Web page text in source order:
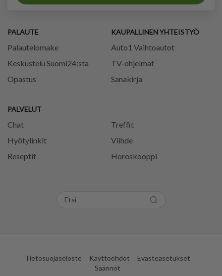
PALAUTE
Palautelomake
Keskustelu Suomi24:sta
Opastus
PALVELUT
Chat
Treffit
Hyötylinkit
Viihde
Reseptit
Horoskooppi
KAUPALLINEN YHTEISTYÖ
Auto1 Vaihtoautot
TV-ohjelmat
Sanakirja
Tietosuojaseloste Käyttöehdot
Evästeasetukset
Säännöt